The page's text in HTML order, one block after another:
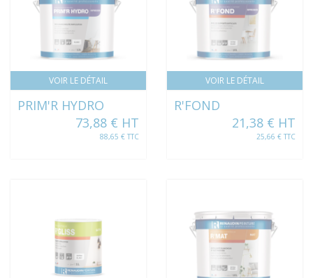
VOIR LE DÉTAIL
PRIM'R HYDRO
73,88 € HT
88,65 € TTC
VOIR LE DÉTAIL
R'FOND
21,38 € HT
25,66 € TTC